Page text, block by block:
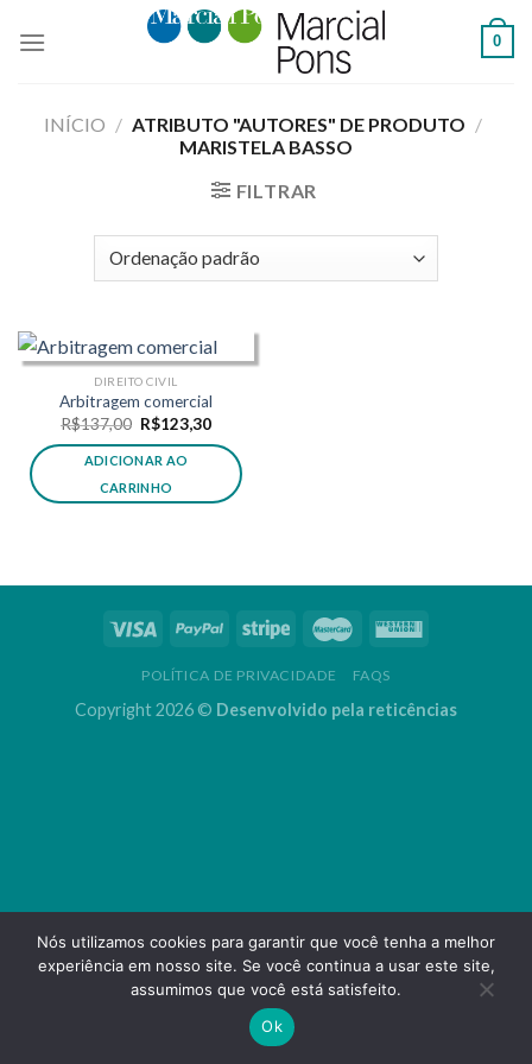
0
INÍCIO / ATRIBUTO "AUTORES" DE PRODUTO /
MARISTELA BASSO
FILTRAR
DIREITO CIVIL
Arbitragem comercial
R$137,00 O
original
era:
R$137,00.
R$123,30O
atual
R$123,30.
ADICIONAR AO
CARRINHO
POLÍTICA DE PRIVACIDADE FAQS
Copyright 2026 © Desenvolvido pela reticências
Nós utilizamos cookies para garantir que você tenha a melhor
experiência em nosso site. Se você continua a usar este site,
assumimos que você está satisfeito.
Ok